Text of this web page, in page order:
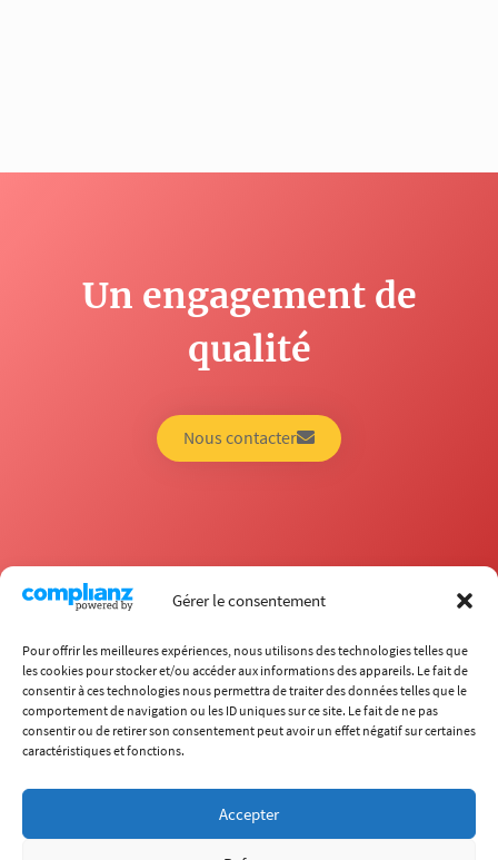
Gérer le consentement
Pour offrir les meilleures expériences, nous utilisons des technologies telles que
les cookies pour stocker et/ou accéder aux informations des appareils. Le fait de
consentir à ces technologies nous permettra de traiter des données telles que le
comportement de navigation ou les ID uniques sur ce site. Le fait de ne pas
consentir ou de retirer son consentement peut avoir un effet négatif sur certaines
caractéristiques et fonctions.
Accepter
Un engagement de
qualité
Nous contacter
École
Formations
International
Vie étudiante
Carrières
Chaire ITECC